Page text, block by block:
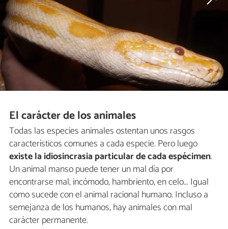
El carácter de los animales
Todas las especies animales ostentan unos rasgos
característicos comunes a cada especie. Pero luego
existe la idiosincrasia particular de cada espécimen.
Un animal manso puede tener un mal día por
encontrarse mal, incómodo, hambriento, en celo... Igual
como sucede con el animal racional humano. Incluso a
semejanza de los humanos, hay animales con mal
carácter permanente.